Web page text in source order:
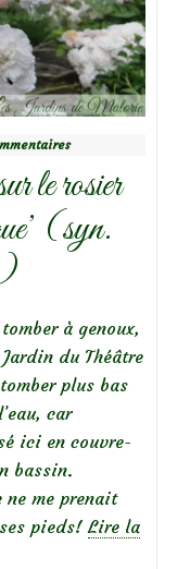
le rosier
(syn.
à genoux,
du Théâtre
plus bas
car
ici en couvre-
bassin.
ne me prenait
pieds! Lire la